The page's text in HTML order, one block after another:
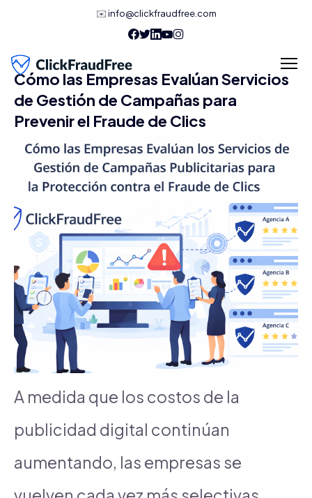
✉️info@clickfraudfree.com
Cómo las Empresas Evalúan Servicios
de Gestión de Campañas para
Prevenir el Fraude de Clics
A medida que los costos de la
publicidad digital continúan
aumentando, las empresas se